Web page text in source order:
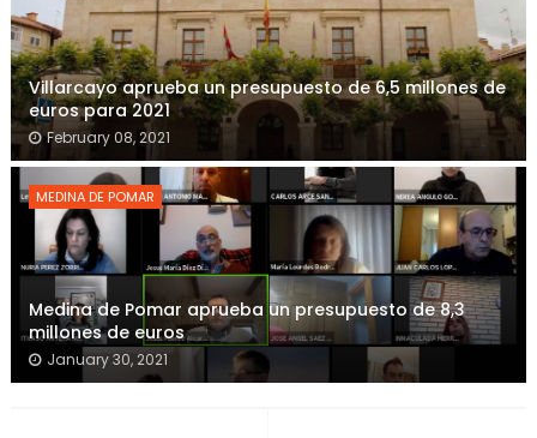
Villarcayo aprueba un presupuesto de 6,5 millones de
euros para 2021
February 08, 2021
MEDINA DE POMAR
Medina de Pomar aprueba un presupuesto de 8,3
millones de euros
January 30, 2021